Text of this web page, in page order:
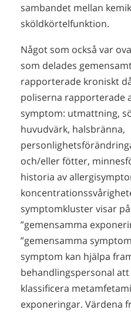
sambandet mellan
sköldkörtelfunktion.
Något som också var
som delades
rapporterade kroniskt
poliserna rapporterade
symptom: utmattning,
huvudvärk, halsbränna,
och/eller fötter,
historia av
symptomkluster visar
”gemensamma
”gemensamma
symptom kan hjälpa
behandlingspersonal
klassificera
exponeringar. Värdena